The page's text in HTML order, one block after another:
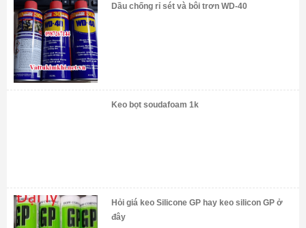
Dầu chống rỉ sét và bôi trơn WD-40
Keo bọt soudafoam 1k
Hỏi giá keo Silicone GP hay keo silicon GP ở
đây